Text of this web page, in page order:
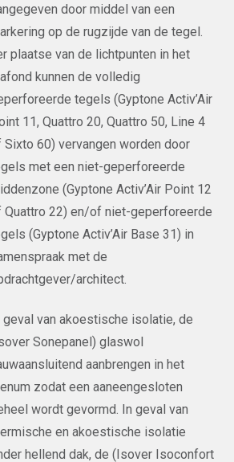
door middel van een
op de rugzijde van de tegel.
plaatse van de lichtpunten in het
kunnen de volledig
tegels (Gyptone Activ’Air
11, Quattro 20, Quattro 50, Line 4
Sixto 60) vervangen worden door
met een niet-geperforeerde
(Gyptone Activ’Air Point 12
Quattro 22) en/of niet-geperforeerde
(Gyptone Activ’Air Base 31) in
met de
architect.
geval van akoestische isolatie, de
Sonepanel) glaswol
aanbrengen in het
zodat een aaneengesloten
wordt gevormd. In geval van
en akoestische isolatie
hellend dak, de (Isover Isoconfort